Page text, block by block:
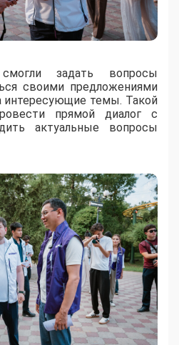
задать вопросы
своими предложениями
интересующие темы. Такой
прямой диалог с
актуальные вопросы